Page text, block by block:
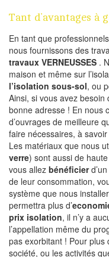
Tant d’avantages à
En tant que
nous fournissons des
travaux VERNEUSSES .
maison et même sur
l’isolation sous-sol, ou
Ainsi, si vous avez besoin
bonne adresse ! En nous
d’ouvrages de meilleure
faire nécessaires, à
Les matériaux que nous
verre) sont aussi de
vous allez bénéficierd’un
de leur consommation,
système que nous
permettra plus d’
prix isolation, il n’y a
l’appellation même du
pas exorbitant ! Pour plus
société, ou les activités